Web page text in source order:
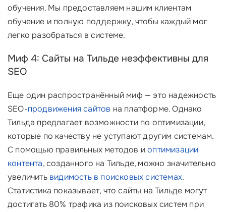
обучения. Мы предоставляем нашим клиентам
обучение и полную поддержку, чтобы каждый мог
легко разобраться в системе.
Миф 4: Сайты на Тильде неэффективны для
SEO
Еще один распространённый миф — это надежность
SEO-продвижения сайтов на платформе. Однако
Тильда предлагает возможности по оптимизации,
которые по качеству не уступают другим системам.
С помощью правильных методов иоптимизации
контента, созданного на Тильде, можно значительно
увеличить видимость в поисковых системах.
Статистика показывает, что сайты на Тильде могут
достигать 80% трафика из поисковых систем при